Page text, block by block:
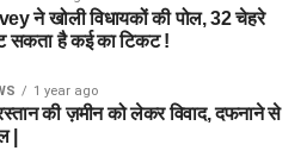
ने खोली विधायकों की पोल, 32 चेहरे
सकता है कई का टिकट !
1 year ago
की ज़मीन को लेकर विवाद, दफनाने से
|